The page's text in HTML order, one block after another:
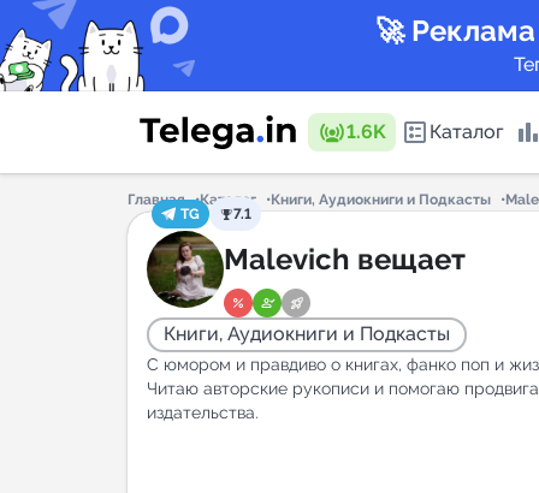
🚀
1.6K Каталог
Главная Каталог Книги, Аудиокниги и Подкасты
TG
7.1
Malevich вещает
Книги, Аудиокниги и Подкасты
С юмором и правдиво о книгах, фанко поп и
Читаю авторские рукописи и помогаю
издательства.